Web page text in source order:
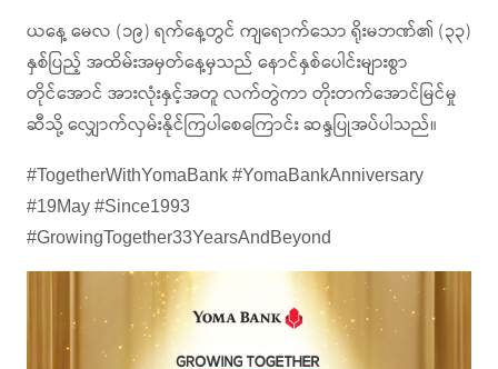
ယနေ့ မေလ (၁၉) ရက်နေ့တွင် ကျရောက်သော ရိုးမဘဏ်၏ (၃၃)
နှစ်ပြည့် အထိမ်းအမှတ်နေ့မှသည် နောင်နှစ်ပေါင်းများစွာ
တိုင်အောင် အားလုံးနှင့်အတူ လက်တွဲကာ တိုးတက်အောင်မြင်မှု
ဆီသို့ လျှောက်လှမ်းနိုင်ကြပါစေကြောင်း ဆန္ဒပြုအပ်ပါသည်။
#TogetherWithYomaBank #YomaBankAnniversary
#19May #Since1993
#GrowingTogether33YearsAndBeyond